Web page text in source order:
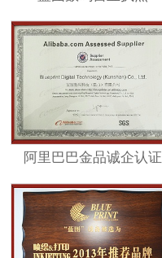
阿里巴巴金品诚企认证